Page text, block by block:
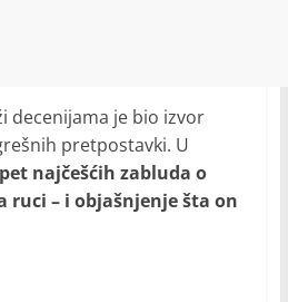
decenijama je bio izvor
pretpostavki. U
pet najčešćih zabluda o
– i objašnjenje šta on